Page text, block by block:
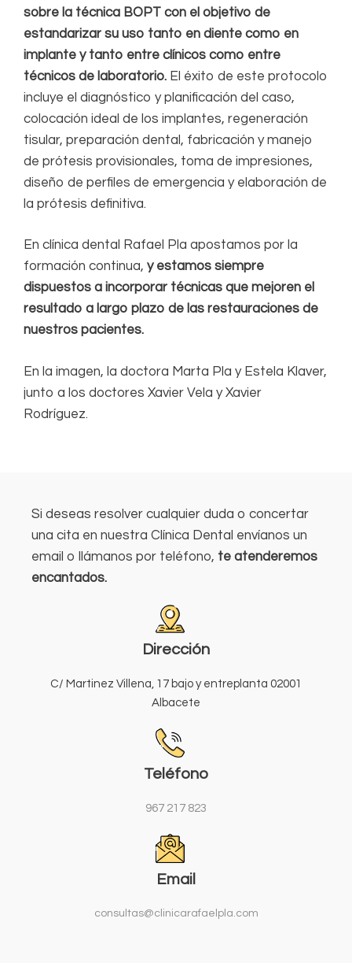
sobre la técnica BOPT con el objetivo de
estandarizar su uso tanto en diente como en
implante y tanto entre clínicos como entre
técnicos de laboratorio. El éxito de este protocolo
incluye el diagnóstico y planificación del caso,
colocación ideal de los implantes, regeneración
tisular, preparación dental, fabricación y manejo
de prótesis provisionales, toma de impresiones,
diseño de perfiles de emergencia y elaboración de
la prótesis definitiva.
En clínica dental Rafael Pla apostamos por la
formación continua, y estamos siempre
dispuestos a incorporar técnicas que mejoren el
resultado a largo plazo de las restauraciones de
nuestros pacientes.
En la imagen, la doctora Marta Pla y Estela Klaver,
junto a los doctores Xavier Vela y Xavier
Rodríguez.
Si deseas resolver cualquier duda o concertar
una cita en nuestra Clínica Dental envíanos un
email o llámanos por teléfono, te atenderemos
encantados.
Dirección
C/ Martinez Villena, 17 bajo y entreplanta 02001
Albacete
Teléfono
967 217 823
Email
consultas@clinicarafaelpla.com